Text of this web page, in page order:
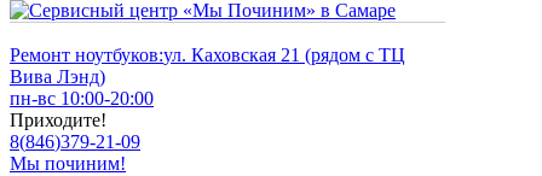
Ремонт ноутбуков:ул. Каховская 21 (рядом с ТЦ
Вива Лэнд)
пн-вс 10:00-20:00
Приходите!
8(846)379-21-09
Мы починим!